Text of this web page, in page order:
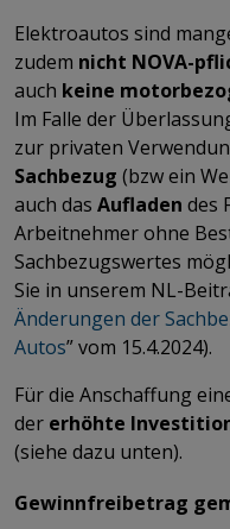
Elektroautos sind
zudem nicht NOVA-
auch keine
Im Falle der
zur privaten
Sachbezug (bzw ein
auch das Aufladen des
Arbeitnehmer ohne
Sachbezugswertes
Sie in unserem NL-
Änderungen der
Autos” vom 15.4.2024).
Für die Anschaffung
der erhöhte
(siehe dazu unten).
Gewinnfreibetrag